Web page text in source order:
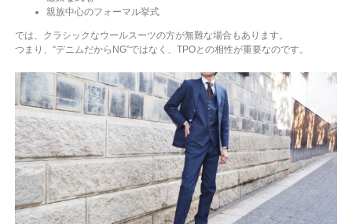
親族中心のフォーマル挙式
では、クラシックなウールスーツの方が無難な場合もあります。
つまり、“デニムだからNG”ではなく、TPOとの相性が重要なのです。